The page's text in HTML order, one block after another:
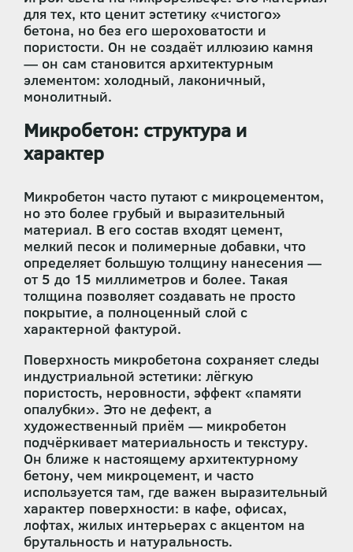
для тех, кто ценит эстетику «чистого»
бетона, но без его шероховатости и
пористости. Он не создаёт иллюзию камня
— он сам становится архитектурным
элементом: холодный, лаконичный,
монолитный.
Микробетон: структура и
характер
Микробетон часто путают с микроцементом,
но это более грубый и выразительный
материал. В его состав входят цемент,
мелкий песок и полимерные добавки, что
определяет большую толщину нанесения —
от 5 до 15 миллиметров и более. Такая
толщина позволяет создавать не просто
покрытие, а полноценный слой с
характерной фактурой.
Поверхность микробетона сохраняет следы
индустриальной эстетики: лёгкую
пористость, неровности, эффект «памяти
опалубки». Это не дефект, а
художественный приём — микробетон
подчёркивает материальность и текстуру.
Он ближе к настоящему архитектурному
бетону, чем микроцемент, и часто
используется там, где важен выразительный
характер поверхности: в кафе, офисах,
лофтах, жилых интерьерах с акцентом на
брутальность и натуральность.